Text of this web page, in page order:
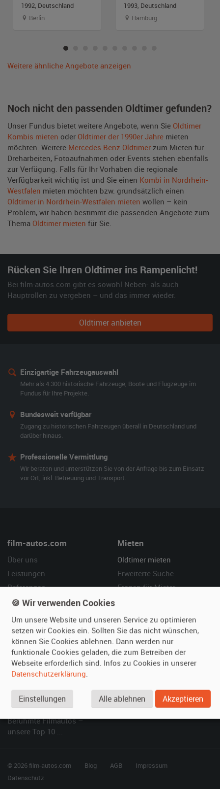
1992, Deutschland
Berlin
1993, Deutschland
Hamburg
Weitere ähnliche Angebote anzeigen
Noch nicht den passenden Oldtimer gefunden?
Unser Fundus bietet weitere Angebote, wenn Sie Oldtimer
Kombis mieten oder Oldtimer der 1990er Jahre mieten
möchten. Weitere Mercedes-Benz Oldtimer zum Mieten für
Dreharbeiten, Fotoaufnahmen oder Events stehen ebenfalls
zur Verfügung. Falls für Ihr Vorhaben die regionale
Verfügbarkeit wichtig ist und Sie einen Kombi in Nordrhein-
Westfalen mieten möchten bzw. grundsätzlich einen
Oldtimer in Nordrhein-Westfalen mieten wollen – kein
Problem, wir haben bestimmt die passenden Angebote zum
Thema Oldtimer mieten für Sie.
Rücken Sie Ihren Oldtimer ins Rampenlicht!
Bei film-autos.com gibt es sowohl Neben- als auch
Hauptrollen zu vergeben – und das immer wieder.
Oldtimer anbieten
Einzigartige Fahrzeugauswahl
Mehr als 4.300 historische Fahrzeuge, Boote und Flugzeuge im
Fundus für Ihre Projekte.
Bundesweit verfügbar
Zugang zu historischen Fahrzeugen überall in Deutschland und
darüber hinaus.
Professionelle Vermittlung
Wir beraten und unterstützen Sie von der Anfrage bis zum Einsatz
vor Ort, inkl. Betreuung und Transport.
film-autos.com
Über uns
Leistungen
Referenzen
Kundenmeinungen
Mieten
Oldtimer mieten
Erweiterte Suche
Fragen für Mieter
Vermieten
Oldtimer anmelden
Fotos senden
Fragen für Vermieter
Hilfe
Häufige Fragen (FAQ)
So funktioniert's
SPECIAL
Berühmte Filmautos –
unsere Top 10 ...
© 2026 film-autos.com Blog AGB
Impressum
Datenschutz
🍪 Wir verwenden Cookies
Um unsere Website und unseren Service zu optimieren
setzen wir Cookies ein. Sollten Sie das nicht wünschen,
können Sie Cookies ablehnen. Dann werden nur
funktionale Cookies geladen, die zum Betreiben der
Webseite erforderlich sind. Infos zu Cookies in unserer
Datenschutzerklärung.
Einstellungen Alle ablehnen Akzeptieren